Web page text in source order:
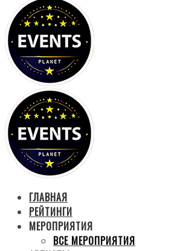
ГЛАВНАЯ
РЕЙТИНГИ
МЕРОПРИЯТИЯ
ВСЕ МЕРОПРИЯТИЯ